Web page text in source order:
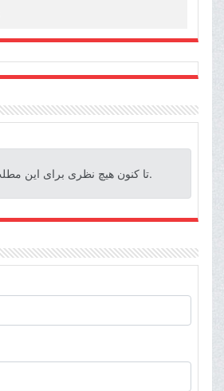
تا کنون هیچ نظری برای این مطلب درج نشده است.